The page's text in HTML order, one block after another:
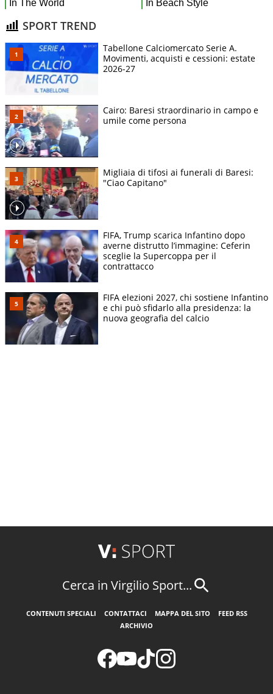
SPORT TREND
Tabellone Calciomercato Serie A.
Movimenti, acquisti e cessioni: estate
2026-27
Cairo: Baresi straordinario in campo e
umile come persona
Migliaia di tifosi ai funerali di Baresi:
"Ciao Capitano"
FIFA, Trump scarica Infantino dopo
averne distrutto l’immagine: Ceferin
sceglie la Supercoppa per il
contrattacco
FIFA elezioni 2027, chi sostiene Infantino
e chi può sfidarlo alla presidenza: la
nuova geografia del calcio
Cerca in Virgilio Sport...
CONTENUTI SPECIALI CONTATTACI MAPPA DEL SITO
FEED RSS
ARCHIVIO